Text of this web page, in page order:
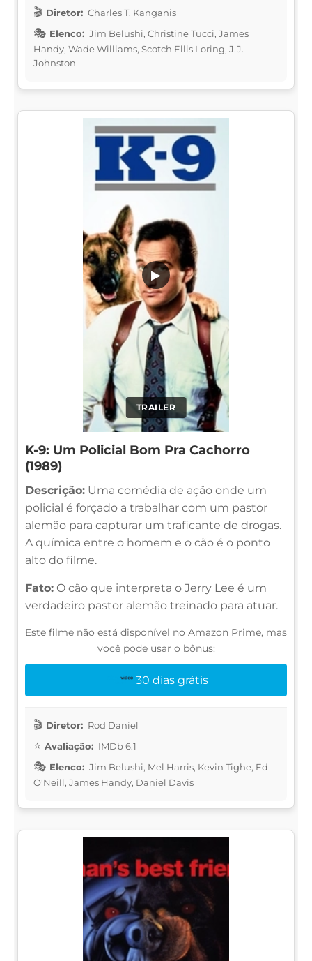
Diretor: Charles T. Kanganis
Elenco: Jim Belushi, Christine Tucci, James
Handy, Wade Williams, Scotch Ellis Loring, J.J.
Johnston
TRAILER
▶
K-9: Um Policial Bom Pra Cachorro
(1989)
Descrição: Uma comédia de ação onde um
policial é forçado a trabalhar com um pastor
alemão para capturar um traficante de drogas.
A química entre o homem e o cão é o ponto
alto do filme.
Fato: O cão que interpreta o Jerry Lee é um
verdadeiro pastor alemão treinado para atuar.
Este filme não está disponível no Amazon Prime, mas
você pode usar o bônus:
30 dias grátis
Diretor: Rod Daniel
Avaliação: IMDb 6.1
Elenco: Jim Belushi, Mel Harris, Kevin Tighe, Ed
O'Neill, James Handy, Daniel Davis